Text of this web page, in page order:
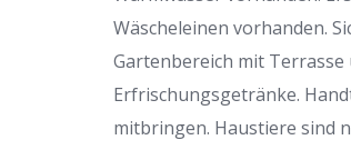
Wäscheleinen vorhanden.
Gartenbereich mit
Erfrischungsgetränke.
mitbringen. Haustiere sind